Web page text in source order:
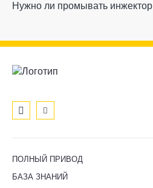
Нужно ли промывать инжектор
ПОЛНЫЙ ПРИВОД
БАЗА ЗНАНИЙ